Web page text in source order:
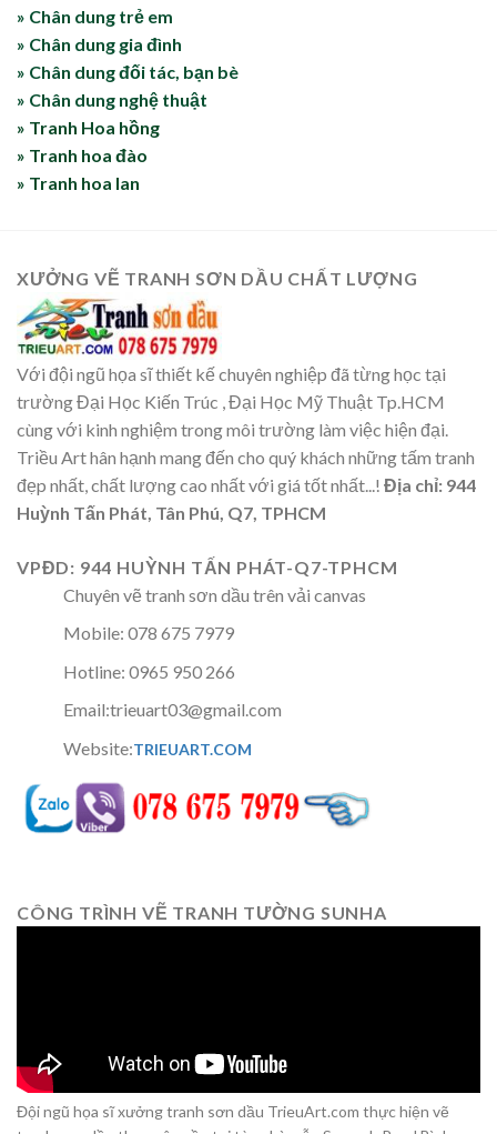
» Chân dung trẻ em
» Chân dung gia đình
» Chân dung đối tác, bạn bè
» Chân dung nghệ thuật
» Tranh Hoa hồng
» Tranh hoa đào
» Tranh hoa lan
XƯỞNG VẼ TRANH SƠN DẦU CHẤT LƯỢNG
Với đội ngũ họa sĩ thiết kế chuyên nghiệp đã từng học tại
trường Đại Học Kiến Trúc , Đại Học Mỹ Thuật Tp.HCM
cùng với kinh nghiệm trong môi trường làm việc hiện đại.
Triều Art hân hạnh mang đến cho quý khách những tấm tranh
đẹp nhất, chất lượng cao nhất với giá tốt nhất...! Địa chỉ: 944
Huỳnh Tấn Phát, Tân Phú, Q7, TPHCM
VPĐD: 944 HUỲNH TẤN PHÁT-Q7-TPHCM
Chuyên vẽ tranh sơn dầu trên vải canvas
Mobile: 078 675 7979
Hotline: 0965 950 266
Email:trieuart03@gmail.com
Website:TRIEUART.COM
CÔNG TRÌNH VẼ TRANH TƯỜNG SUNHA
Đội ngũ họa sĩ xưởng tranh sơn dầu TrieuArt.com thực hiện vẽ